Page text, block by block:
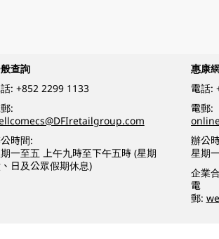
查詢
: +852 2299 1133
:
時間:
一至五 上午九時至下午五時 (星期
日及公眾假期休息)
惠康
電話:
電郵:
辦公
星期
企業
電
郵: